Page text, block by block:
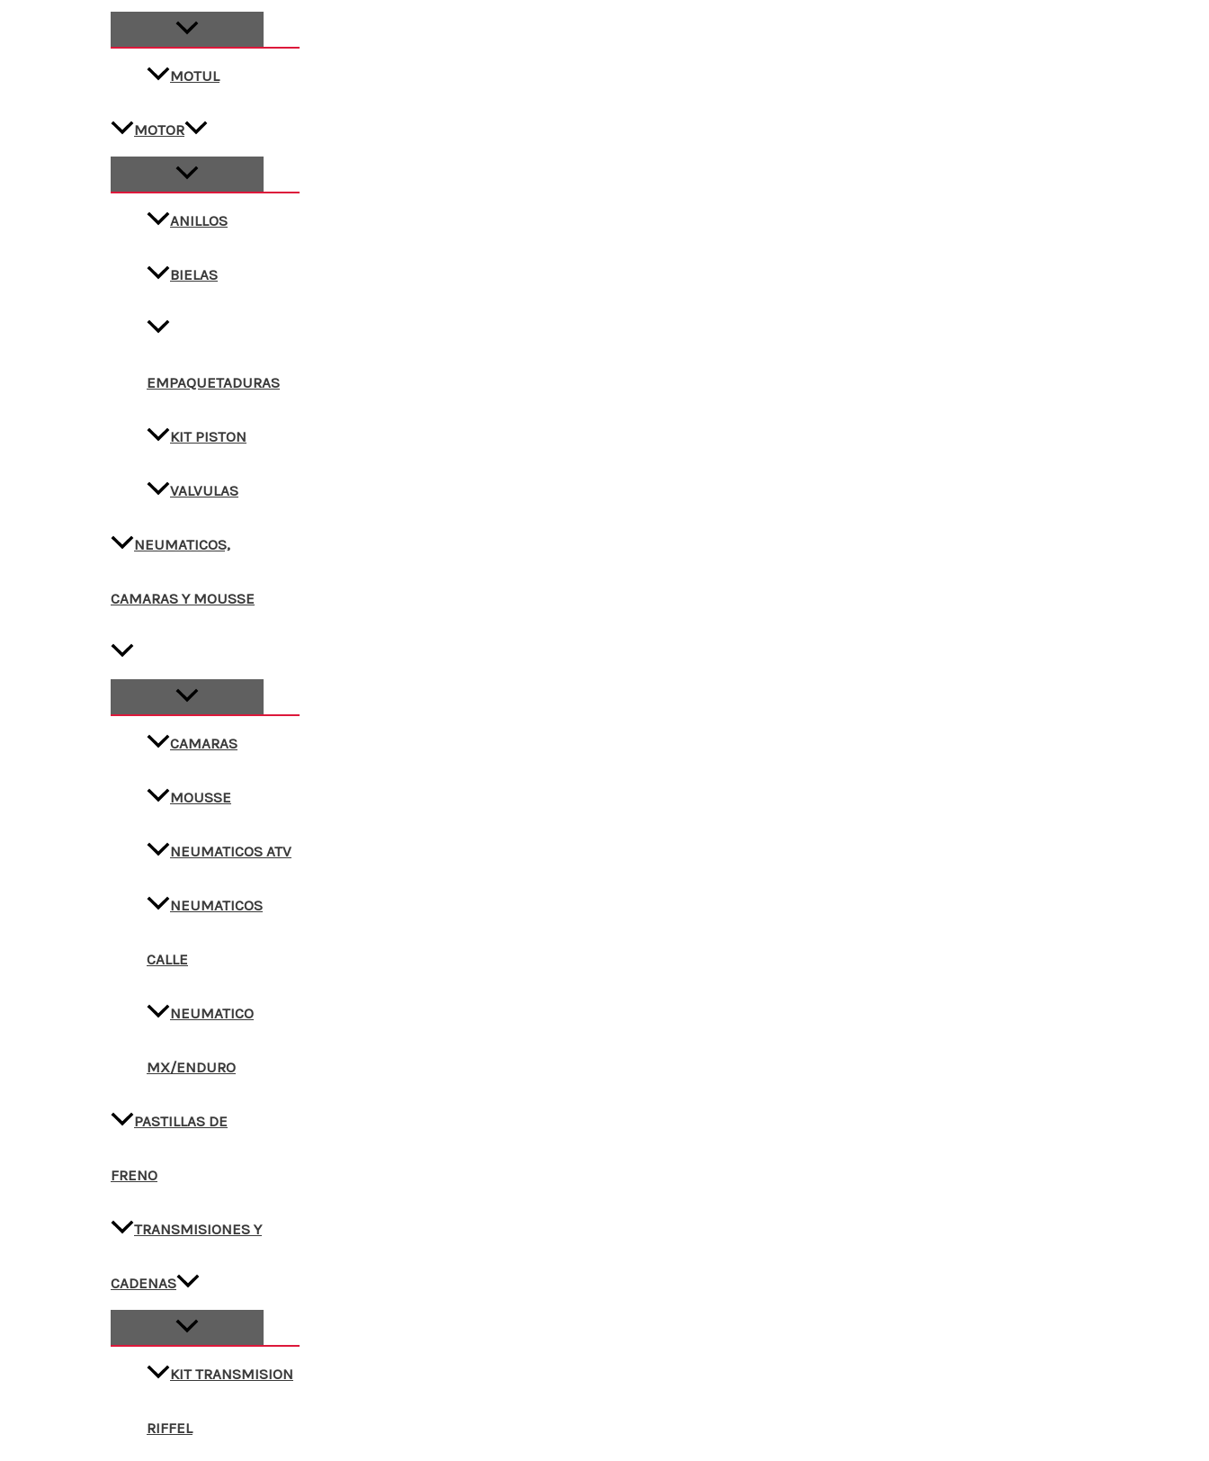
MOTUL
MOTOR
ANILLOS
BIELAS
EMPAQUETADURAS
KIT PISTON
VALVULAS
NEUMATICOS,
CAMARAS Y MOUSSE
CAMARAS
MOUSSE
NEUMATICOS ATV
NEUMATICOS
CALLE
NEUMATICO
MX/ENDURO
PASTILLAS DE
FRENO
TRANSMISIONES Y
CADENAS
KIT TRANSMISION
RIFFEL